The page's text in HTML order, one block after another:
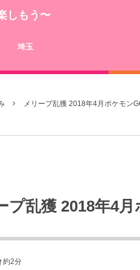
しもう〜
埼玉
メリープ乱獲 2018年4月ポケモン
プ乱獲 2018年4
約2分